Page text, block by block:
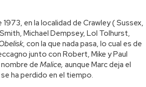
en la localidad de Crawley ( Sussex,
Michael Dempsey, Lol Tolhurst,
, con la que nada pasa, lo cual es de
junto con Robert, Mike y Paul
de Malice, aunque Marc deja el
ha perdido en el tiempo.